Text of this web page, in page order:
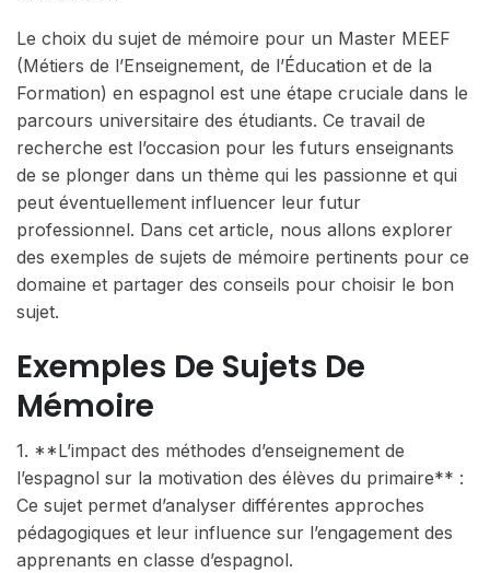
Le choix du sujet de mémoire pour un Master MEEF
(Métiers de l’Enseignement, de l’Éducation et de la
Formation) en espagnol est une étape cruciale dans le
parcours universitaire des étudiants. Ce travail de
recherche est l’occasion pour les futurs enseignants
de se plonger dans un thème qui les passionne et qui
peut éventuellement influencer leur futur
professionnel. Dans cet article, nous allons explorer
des exemples de sujets de mémoire pertinents pour ce
domaine et partager des conseils pour choisir le bon
sujet.
Exemples De Sujets De
Mémoire
1. **L’impact des méthodes d’enseignement de
l’espagnol sur la motivation des élèves du primaire** :
Ce sujet permet d’analyser différentes approches
pédagogiques et leur influence sur l’engagement des
apprenants en classe d’espagnol.